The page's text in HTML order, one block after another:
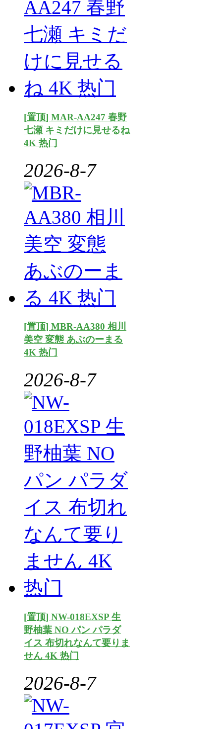
[置顶] MAR-AA247 春野
七瀬 キミだけに見せるね
4K 热门
2026-8-7
[置顶] MBR-AA380 相川
美空 変態 あぶのーまる
4K 热门
2026-8-7
[置顶] NW-018EXSP 生
野柚葉 NO パン パラダ
イス 布切れなんて要りま
せん 4K 热门
2026-8-7